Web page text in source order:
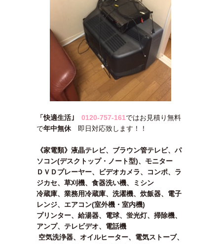
「快適生活｣ 0120-757-161ではお見積り無料
で年中無休即日対応致します！！
《家電類》液晶テレビ、ブラウン管テレビ、パ
ソコン(デスクトップ・ノート型)、モニター
ＤＶＤプレーヤー、ビデオカメラ、コンポ、ラ
ジカセ、草刈機、食器洗い機、ミシン
冷蔵庫、業務用冷蔵庫、洗濯機、炊飯器、電子
レンジ、エアコン(室外機・室内機)
プリンター、給湯器、電球、蛍光灯、掃除機、
アンプ、テレビデオ、電話機
空気洗浄器、オイルヒーター、電気ストーブ、